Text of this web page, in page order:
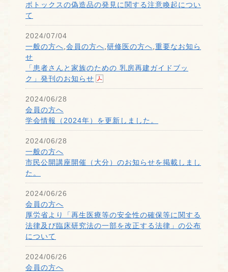
ボトックスの偽造品の発見に関する注意喚起につい
て
2024/07/04
一般の方へ 会員の方へ 研修医の方へ 重要なお知ら
せ
「患者さんと家族のための 乳房再建ガイドブッ
ク」発刊のお知らせ
2024/06/28
会員の方へ
学会情報（2024年）を更新しました。
2024/06/28
一般の方へ
市民公開講座開催（大分）のお知らせを掲載しまし
た。
2024/06/26
会員の方へ
厚労省より「再生医療等の安全性の確保等に関する
法律及び臨床研究法の一部を改正する法律」の公布
について
2024/06/26
会員の方へ